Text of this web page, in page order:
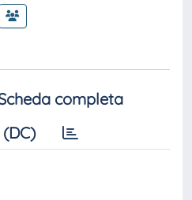
completa